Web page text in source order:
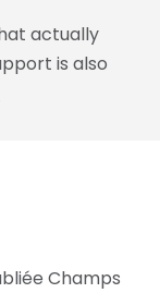
actually
is also
Champs